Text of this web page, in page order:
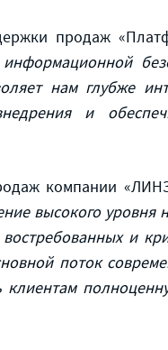
продаж
нам глубже
и
компании
высокого уровня
и
поток
клиентам